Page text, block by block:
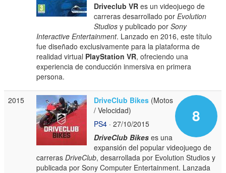
Driveclub VR es un videojuego de
carreras desarrollado porEvolution
Studios y publicado porSony
Interactive Entertainment. Lanzado en 2016, este título
fue diseñado exclusivamente para la plataforma de
realidad virtual PlayStation VR, ofreciendo una
experiencia de conducción inmersiva en primera
persona.
2015
8
DriveClub Bikes (Motos
/ Velocidad)
PS4 · 27/10/2015
DriveClub Bikes es una
expansión del popular videojuego de
carrerasDriveClub, desarrollada por Evolution Studios y
publicada por Sony Computer Entertainment. Lanzada